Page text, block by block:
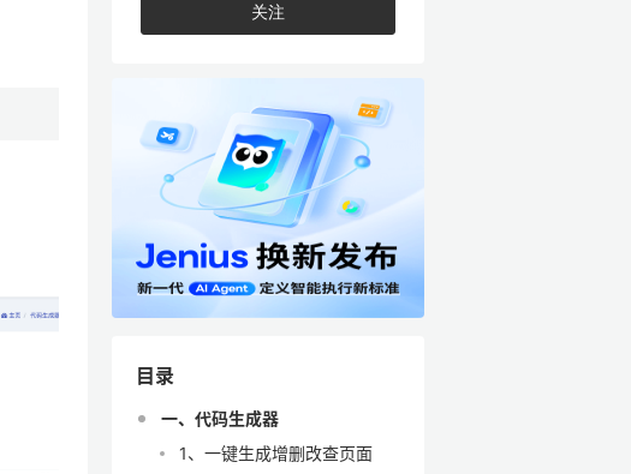
关注
目录
一、代码生成器
1、一键生成增删改查页面